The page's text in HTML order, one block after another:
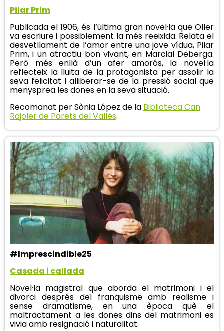
Pilar Prim
Publicada el 1906, és l’última gran novel·la que Oller
va escriure i possiblement la més reeixida. Relata el
desvetllament de l’amor entre una jove vídua, Pilar
Prim, i un atractiu bon vivant, en Marcial Deberga.
Però més enllà d’un afer amorós, la novel·la
reflecteix la lluita de la protagonista per assolir la
seva felicitat i alliberar-se de la pressió social que
menysprea les dones en la seva situació.
Recomanat per Sònia López de la Biblioteca Can
Rajoler de Parets del Vallès.
#Imprescindible25
Casada i callada
Novel·la magistral que aborda el matrimoni i el
divorci després del franquisme amb realisme i
sense dramatisme, en una època què el
maltractament a les dones dins del matrimoni es
vivia amb resignació i naturalitat.